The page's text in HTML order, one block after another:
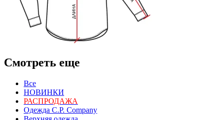
Смотреть еще
Все
НОВИНКИ
РАСПРОДАЖА
Одежда C.P. Сompany